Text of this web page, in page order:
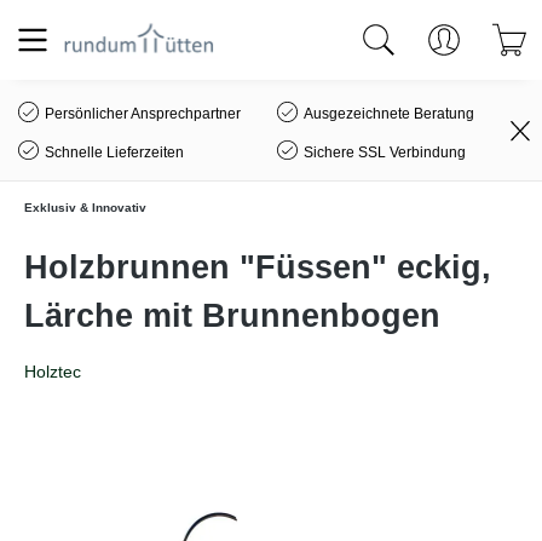
springen
Persönlicher Ansprechpartner Ausgezeichnete Beratung
Schnelle Lieferzeiten Sichere SSL Verbindung
Exklusiv & Innovativ
Holzbrunnen "Füssen" eckig,
Lärche mit Brunnenbogen
Holztec